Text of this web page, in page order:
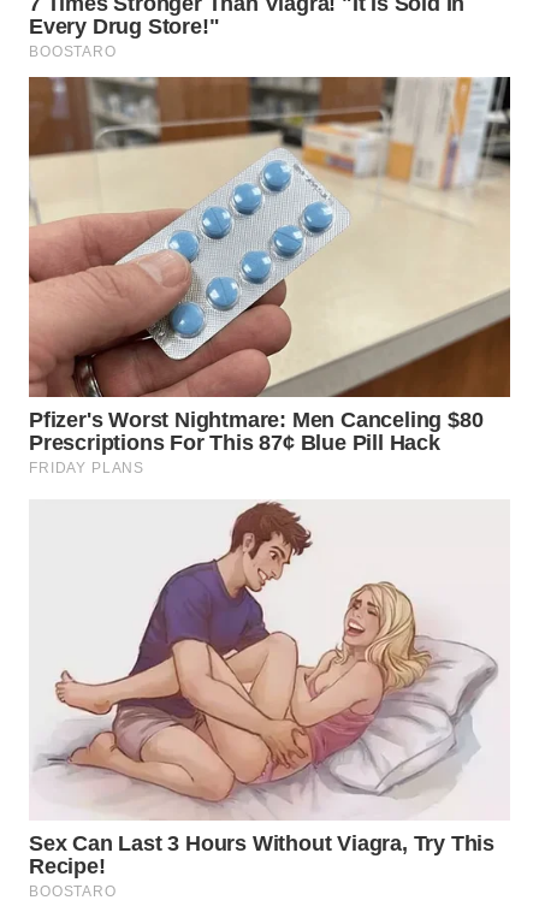
WN
PURWAKARTA
WN
PRIANGAN
WN
SEMARANG
WN
SOLO
WN
BOROBUDUR
WN
NATUNA
WN
WN
MANDALIKA